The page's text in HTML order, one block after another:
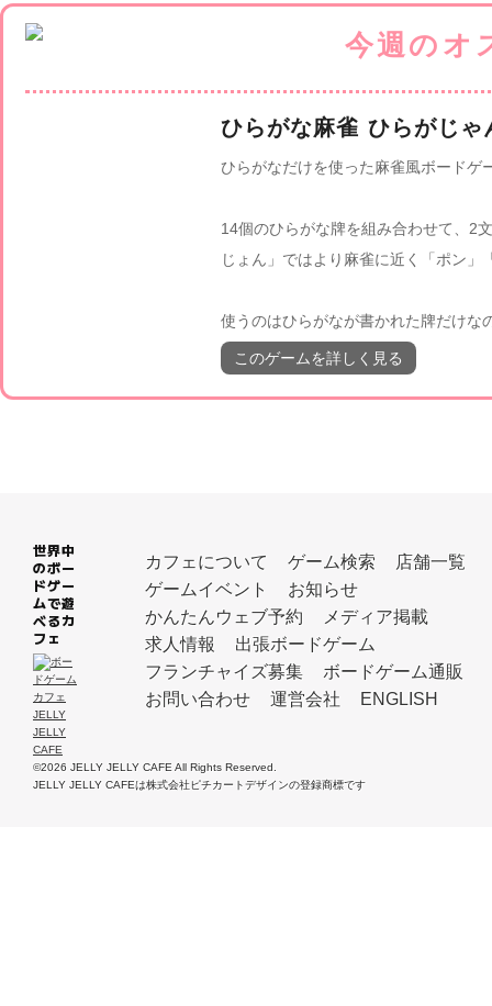
ひらがな麻雀 ひらがじ
ひらがなだけを使った麻雀風ボードゲ
14個のひらがな牌を組み合わせて、2
じょん」ではより麻雀に近く「ポン
使うのはひらがなが書かれた牌だけな
このゲームを詳しく見る
世界中
のボー
ドゲー
ムで遊
べるカ
フェ
カフェについて ゲーム検索
店舗一覧
ゲームイベント
お知らせ
かんたんウェブ予約
メディア掲載
求人情報
出張ボードゲーム
フランチャイズ募集
ボードゲーム通販
お問い合わせ
運営会社 ENGLISH
©2026 JELLY JELLY CAFE All Rights Reserved.
JELLY JELLY CAFEは株式会社ピチカートデザインの登録商標です